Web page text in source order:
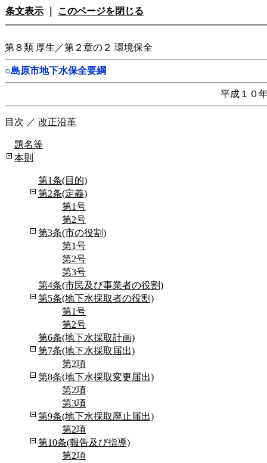
条文表示 このページを閉じる
第８類 厚生／第２章の２ 環境保全
○島原市地下水保全要綱
平成１０
目次 ／ 改正沿革
題名等
本則
第1条(目的)
第2条(定義)
第1号
第2号
第3条(市の役割)
第1号
第2号
第3号
第4条(市民及び事業者の役割)
第5条(地下水採取者の役割)
第1号
第2号
第6条(地下水採取計画)
第7条(地下水採取届出)
第2項
第8条(地下水採取変更届出)
第2項
第3項
第9条(地下水採取廃止届出)
第2項
第10条(報告及び指導)
第2項